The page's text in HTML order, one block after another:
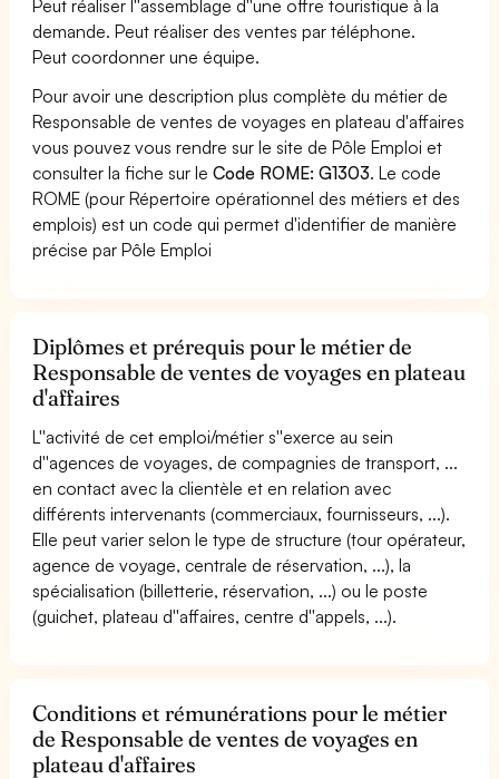
Peut réaliser l''assemblage d''une offre touristique à la
demande. Peut réaliser des ventes par téléphone.
Peut coordonner une équipe.
Pour avoir une description plus complète du métier de
Responsable de ventes de voyages en plateau d'affaires
vous pouvez vous rendre sur le site de Pôle Emploi et
consulter la fiche sur leCode ROME: G1303. Le code
ROME (pour Répertoire opérationnel des métiers et des
emplois) est un code qui permet d'identifier de manière
précise par Pôle Emploi
Diplômes et prérequis pour le métier de
Responsable de ventes de voyages en plateau
d'affaires
L''activité de cet emploi/métier s''exerce au sein
d''agences de voyages, de compagnies de transport, ...
en contact avec la clientèle et en relation avec
différents intervenants (commerciaux, fournisseurs, ...).
Elle peut varier selon le type de structure (tour opérateur,
agence de voyage, centrale de réservation, ...), la
spécialisation (billetterie, réservation, ...) ou le poste
(guichet, plateau d''affaires, centre d''appels, ...).
Conditions et rémunérations pour le métier
de Responsable de ventes de voyages en
plateau d'affaires